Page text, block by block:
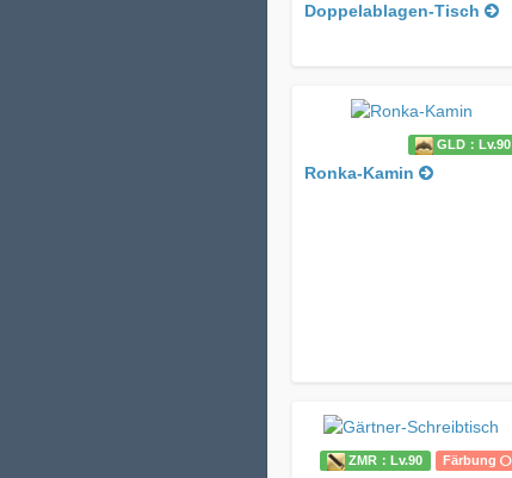
Doppelablagen-Tisch
GLD：Lv.90
Ronka-Kamin
ZMR：Lv.90 Färbung